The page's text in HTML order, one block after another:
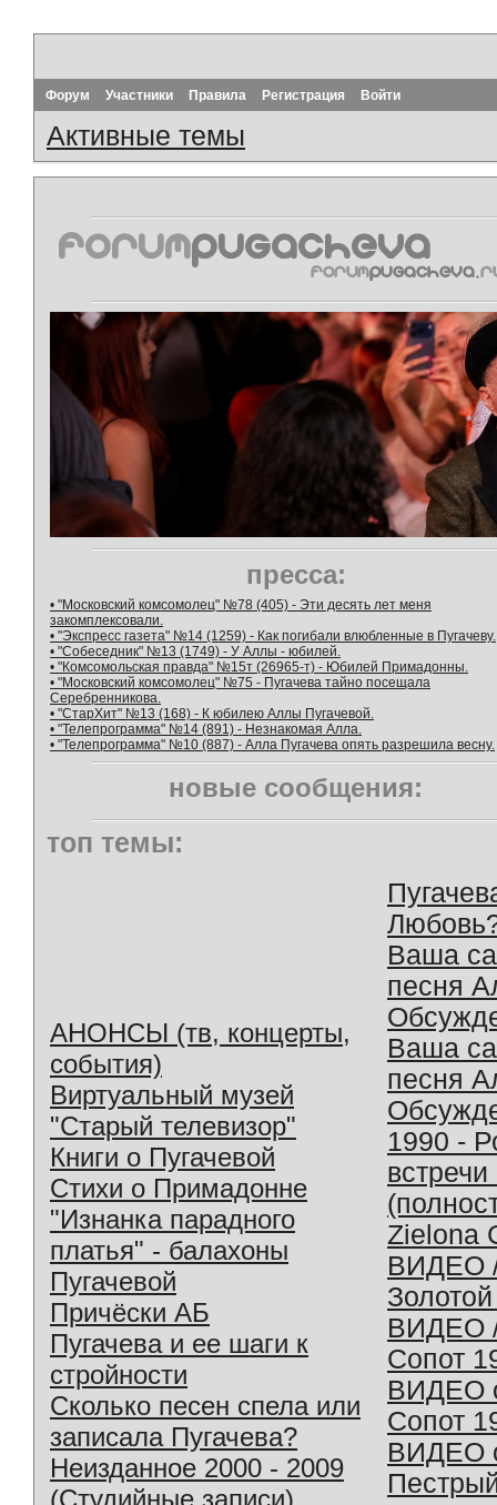
Форум Участники Правила Регистрация Войти
Активные темы
пресса:
• "Московский комсомолец" №78 (405) - Эти десять лет меня
закомплексовали.
• "Экспресс газета" №14 (1259) - Как погибали влюбленные в Пугачеву.
• "Собеседник" №13 (1749) - У Аллы - юбилей.
• "Комсомольская правда" №15т (26965-т) - Юбилей Примадонны.
• "Московский комсомолец" №75 - Пугачева тайно посещала
Серебренникова.
• "СтарХит" №13 (168) - К юбилею Аллы Пугачевой.
• "Телепрограмма" №14 (891) - Незнакомая Алла.
• "Телепрограмма" №10 (887) - Алла Пугачева опять разрешила весну.
новые сообщения:
топ темы:
АНОНСЫ (тв, концерты,
события)
Виртуальный музей
"Старый телевизор"
Книги о Пугачевой
Стихи о Примадонне
"Изнанка парадного
платья" - балахоны
Пугачевой
Причёски АБ
Пугачева и ее шаги к
стройности
Сколько песен спела или
записала Пугачева?
Неизданное 2000 - 2009
(Студийные записи)
Ваша
песня
Ваша
песня
1990 -
Zielona
ВИДЕО
ВИДЕО
Сопот
ВИДЕО
Сопот
ВИДЕО